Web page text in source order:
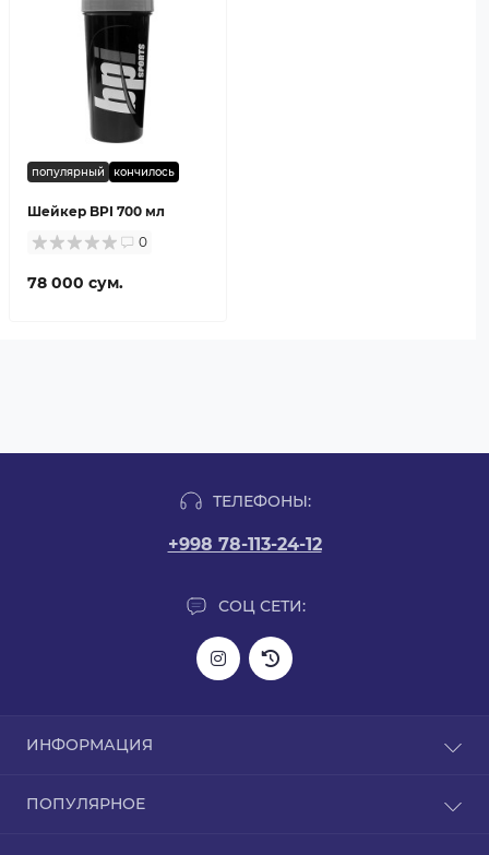
популярный кончилось
Шейкер BPI 700 мл
0
78 000 сум.
ТЕЛЕФОНЫ:
+998 78-113-24-12
СОЦ СЕТИ:
ИНФОРМАЦИЯ
О нас
ПОПУЛЯРНОЕ